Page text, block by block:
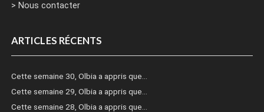
> Nous contacter
ARTICLES RÉCENTS
Cette semaine 30, Olbia a appris que…
Cette semaine 29, Olbia a appris que…
Cette semaine 28, Olbia a appris que…